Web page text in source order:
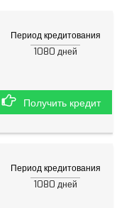
Период кредитования
1080 дней
Получить кредит
Период кредитования
1080 дней